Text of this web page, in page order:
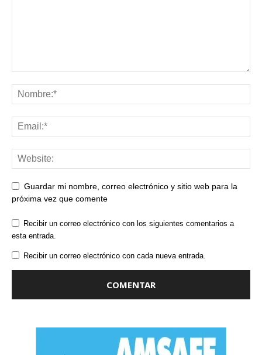
Guardar mi nombre, correo electrónico y sitio web para la
próxima vez que comente
Recibir un correo electrónico con los siguientes comentarios a
esta entrada.
Recibir un correo electrónico con cada nueva entrada.